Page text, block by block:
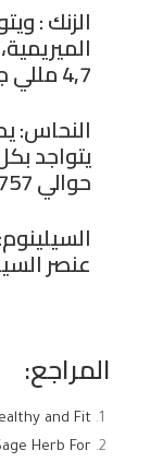
الزنك :
4,7 مللي جرام من الزنك.
النحاس:
حوالي 757 ميكروجرام.
عنصر
المراجع:
and Fit
Herb For